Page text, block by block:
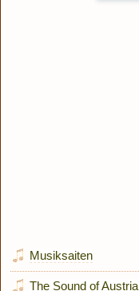
Musiksaiten
The Sound of Austria